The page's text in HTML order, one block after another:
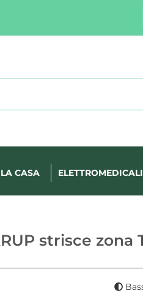
CASA
strisce